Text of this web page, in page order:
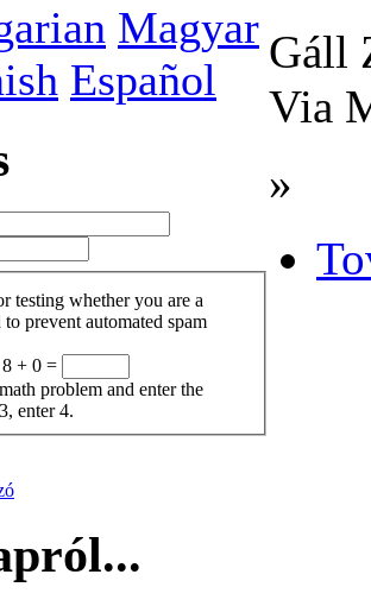
Magyar
Español
testing whether you are a
prevent automated spam
8 + 0 =
problem and enter the
enter 4.
Gáll
Via
»